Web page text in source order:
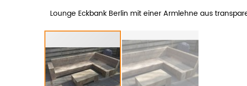
Lounge Eckbank Berlin mit einer Armlehne aus